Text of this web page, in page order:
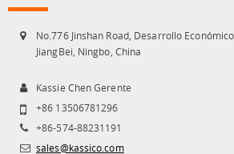
No.776 Jinshan Road, Desarrollo
JiangBei, Ningbo, China
Kassie Chen Gerente
+86 13506781296
+86-574-88231191
sales@kassico.com